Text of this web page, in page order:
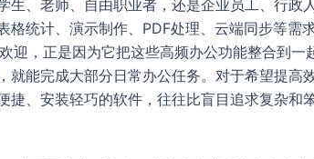
生、老师、自由职业者，还是企业员工、行政
格统计、演示制作、PDF处理、云端同步等需
迎，正是因为它把这些高频办公功能整合到一
就能完成大部分日常办公任务。对于希望提高
捷、安装轻巧的软件，往往比盲目追求复杂和